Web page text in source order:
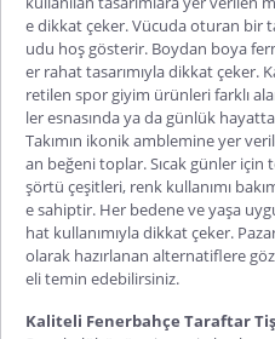
e dikkat çeker. Vücuda oturan bir
udu hoş gösterir. Boydan boya
er rahat tasarımıyla dikkat çeker.
retilen spor giyim ürünleri farklı
ler esnasında ya da günlük
Takımın ikonik amblemine yer
an beğeni toplar. Sıcak günler için
şörtü çeşitleri, renk kullanımı
e sahiptir. Her bedene ve yaşa
hat kullanımıyla dikkat çeker.
olarak hazırlanan alternatiflere
eli temin edebilirsiniz.
Kaliteli Fenerbahçe Taraftar